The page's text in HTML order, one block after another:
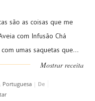
são as coisas que me
com Infusão Chá
umas saquetas que...
Mostrar receita
, Portuguesa| De